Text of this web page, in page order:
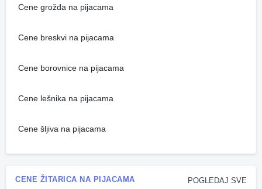
Cene grožđa na pijacama
Cene breskvi na pijacama
Cene borovnice na pijacama
Cene lešnika na pijacama
Cene šljiva na pijacama
POGLEDAJ SVE
CENE ŽITARICA NA PIJACAMA